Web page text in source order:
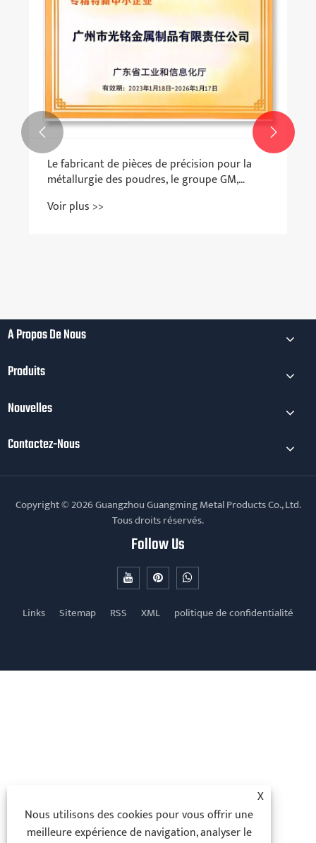
 
À Propos De Nous
Produits
Nouvelles
Contactez-Nous
Copyright © 2026 Guangzhou Guangming Metal Products Co., Ltd.
Tous droits réservés.
Follow Us
Links Sitemap RSS XML politique de confidentialité
X
Nous utilisons des cookies pour vous offrir une
meilleure expérience de navigation, analyser le